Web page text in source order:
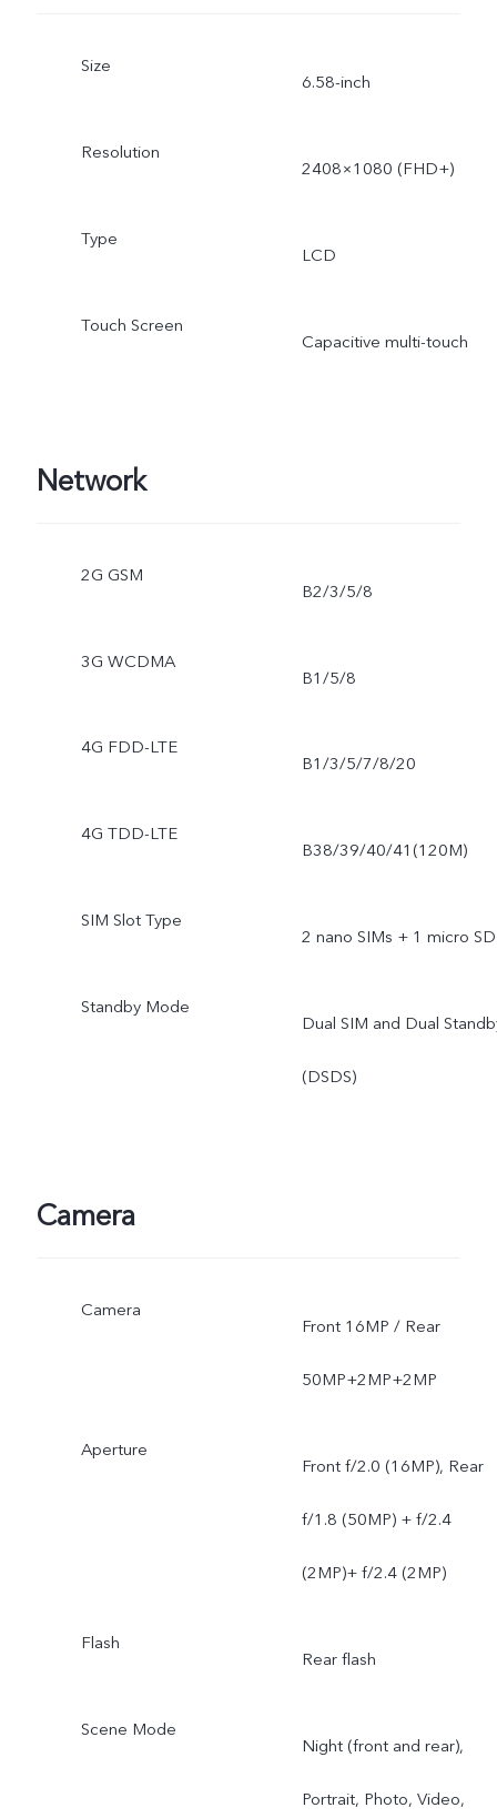
Size
6.58-inch
Resolution
2408×1080 (FHD+)
Type
LCD
Touch Screen
Capacitive multi-touch
Network
2G GSM
B2/3/5/8
3G WCDMA
B1/5/8
4G FDD-LTE
B1/3/5/7/8/20
4G TDD-LTE
B38/39/40/41(120M)
SIM Slot Type
2 nano SIMs + 1 micro SD
Standby Mode
Dual SIM and Dual
(DSDS)
Camera
Camera
Front 16MP / Rear
50MP+2MP+2MP
Aperture
Front f/2.0 (16MP), Rear
f/1.8 (50MP) + f/2.4
(2MP)+ f/2.4 (2MP)
Flash
Rear flash
Scene Mode
Night (front and rear),
Portrait, Photo, Video,